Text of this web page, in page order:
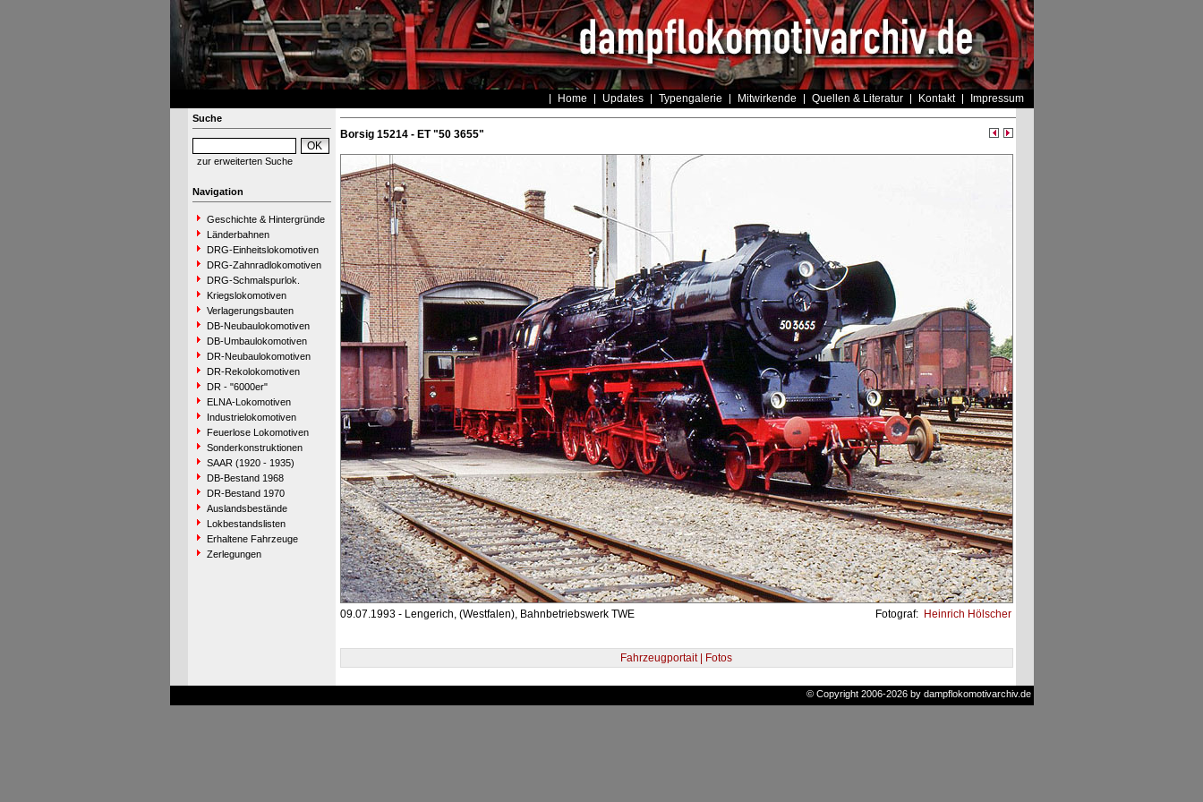
Home Updates Typengalerie Mitwirkende Quellen & Literatur Kontakt Impressum
Suche
zur erweiterten Suche
Navigation
Geschichte & Hintergründe
Länderbahnen
DRG-Einheitslokomotiven
DRG-Zahnradlokomotiven
DRG-Schmalspurlok.
Kriegslokomotiven
Verlagerungsbauten
DB-Neubaulokomotiven
DB-Umbaulokomotiven
DR-Neubaulokomotiven
DR-Rekolokomotiven
DR - "6000er"
ELNA-Lokomotiven
Industrielokomotiven
Feuerlose Lokomotiven
Sonderkonstruktionen
SAAR (1920 - 1935)
DB-Bestand 1968
DR-Bestand 1970
Auslandsbestände
Lokbestandslisten
Erhaltene Fahrzeuge
Zerlegungen
Borsig 15214 - ET "50 3655"
09.07.1993 - Lengerich, (Westfalen), Bahnbetriebswerk TWE Fotograf: Heinrich Hölscher
Fahrzeugportait | Fotos
© Copyright 2006-2026 by dampflokomotivarchiv.de